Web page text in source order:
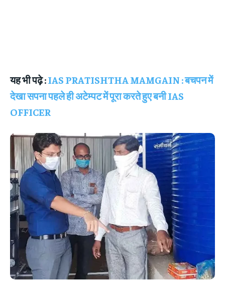
यह भी पढ़े :IAS PRATISHTHA MAMGAIN : बचपन में
देखा सपना पहले ही अटेम्पट में पूरा करते हुए बनी IAS
OFFICER